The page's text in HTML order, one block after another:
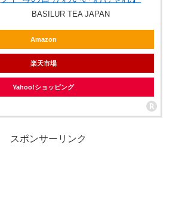
BASILUR TEA JAPAN
Amazon
楽天市場
Yahoo!ショッピング
スポンサーリンク